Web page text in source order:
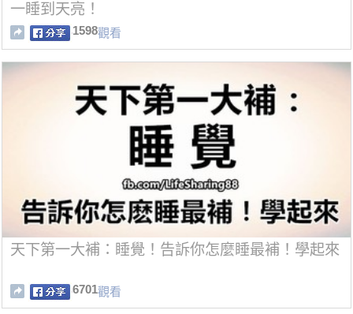
一睡到天亮！
1598觀看
天下第一大補：睡覺！告訴你怎麼睡最補！學起來
6701觀看